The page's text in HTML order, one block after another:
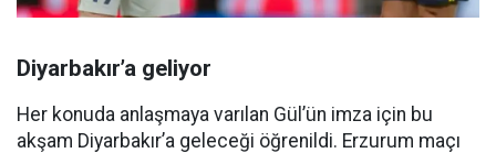
Diyarbakır’a geliyor
Her konuda anlaşmaya varılan Gül’ün imza için bu
akşam Diyarbakır’a geleceği öğrenildi. Erzurum maçı